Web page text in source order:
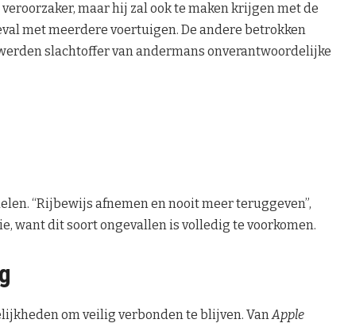
maar hij zal ook te maken krijgen met de
met meerdere voertuigen. De andere betrokken
slachtoffer van andermans onverantwoordelijke
“Rijbewijs afnemen en nooit meer teruggeven”,
want dit soort ongevallen is volledig te voorkomen.
om veilig verbonden te blijven. Van Apple